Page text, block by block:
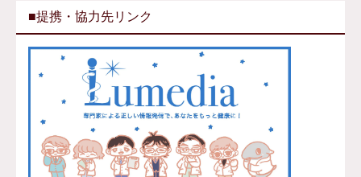
■提携・協力先リンク